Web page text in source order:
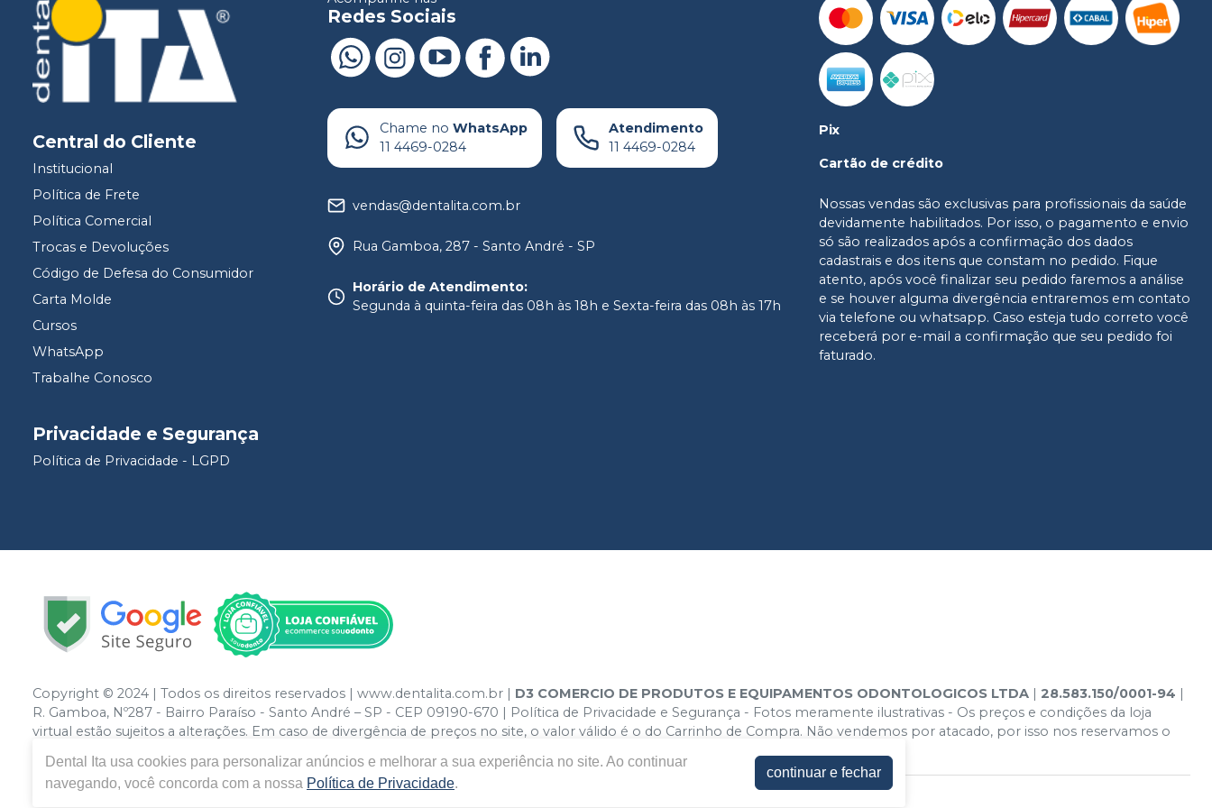
Central do Cliente
Institucional
Política de Frete
Política Comercial
Trocas e Devoluções
Código de Defesa do Consumidor
Carta Molde
Cursos
WhatsApp
Trabalhe Conosco
Privacidade e Segurança
Política de Privacidade - LGPD
Redes Sociais
Chame no WhatsApp
11 4469-0284
Atendimento
11 4469-0284
vendas@dentalita.com.br
Rua Gamboa, 287 - Santo André - SP
Horário de Atendimento:
Segunda à quinta-feira das 08h às 18h e Sexta-feira das 08h às 17h
Pix
Cartão de crédito
Nossas vendas são exclusivas para profissionais da saúde
devidamente habilitados. Por isso, o pagamento e envio
só são realizados após a confirmação dos dados
cadastrais e dos itens que constam no pedido. Fique
atento, após você finalizar seu pedido faremos a análise
e se houver alguma divergência entraremos em contato
via telefone ou whatsapp. Caso esteja tudo correto você
receberá por e-mail a confirmação que seu pedido foi
faturado.
Copyright © 2024 | Todos os direitos reservados | www.dentalita.com.br | D3 COMERCIO DE PRODUTOS E EQUIPAMENTOS ODONTOLOGICOS LTDA | 28.583.150/0001-94 |
R. Gamboa, Nº287 - Bairro Paraíso - Santo André – SP - CEP 09190-670 | Política de Privacidade e Segurança - Fotos meramente ilustrativas - Os preços e condições da loja
virtual estão sujeitos a alterações. Em caso de divergência de preços no site, o valor válido é o do Carrinho de Compra. Não vendemos por atacado, por isso nos reservamos o
Dental Ita usa cookies para personalizar anúncios e melhorar a sua experiência no site. Ao continuar
navegando, você concorda com a nossa Política de Privacidade.
continuar e fechar